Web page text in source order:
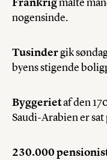
nogensinde.
Tusindergik
byens stigende
Byggerietaf den
Saudi-Arabien er
230.000